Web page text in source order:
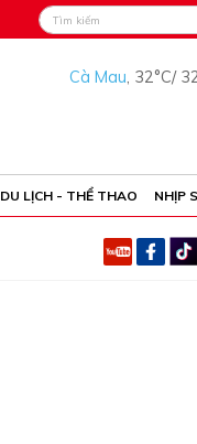
Cà Mau, 32°C/
DU LỊCH - THỂ THAO NHỊP